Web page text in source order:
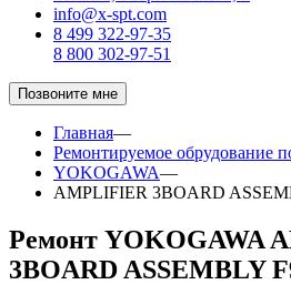
info@x-spt.com
8 499 322-97-35
8 800 302-97-51
Позвоните мне
Главная—
Ремонтируемое обрудование
YOKOGAWA—
AMPLIFIER 3BOARD
Ремонт YOKOGAWA
3BOARD ASSEMBLY